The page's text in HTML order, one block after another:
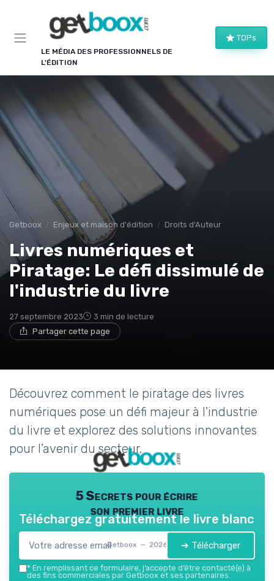
LE MÉDIA DES PROFESSIONNELS DE
L'ÉDITION
TOPs
Getboox Enjeux et maison d'édition Droits d'Auteur
Livres numériques et
Piratage: Le défi dissimulé de
l'industrie du livre
27 septembre 2023
3 min de lecture
Partager cette page
Découvrez comment le piratage des livres
numériques pose un défi majeur à l'industrie
du livre et explorez des solutions innovantes
pour l'avenir du secteur.
5 Secrets pour écrire
son premier livre
Getboox — 2026
Téléchargez gratuitement le livre blanc
➔ Télécharger
* En remplissant ce formulaire, j’accepte d’être contacté(e) à
des fins commerciales par Getboox et ses partenaires.